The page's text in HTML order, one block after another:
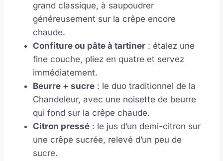
grand classique, à saupoudrer
généreusement sur la crêpe encore
chaude.
Confiture ou pâte à tartiner : étalez une
fine couche, pliez en quatre et servez
immédiatement.
Beurre + sucre : le duo traditionnel de la
Chandeleur, avec une noisette de beurre
qui fond sur la crêpe chaude.
Citron pressé : le jus d’un demi-citron sur
une crêpe sucrée, relevé d’un peu de
sucre.